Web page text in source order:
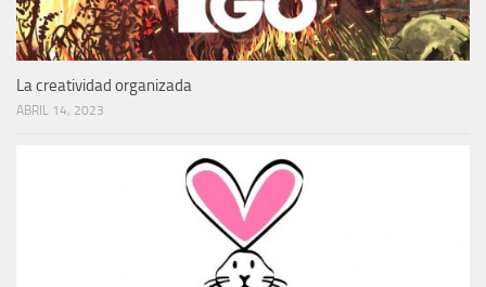
La creatividad organizada
ABRIL 14, 2023